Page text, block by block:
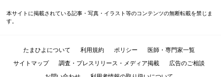
本サイトに掲載されている記事・写真・イラスト等のコンテンツの無断転載を禁じま
す。
たまひよについて 利用規約 ポリシー
医師・専門家一覧
サイトマップ
調査・プレスリリース・メディア掲載
広告のご相談